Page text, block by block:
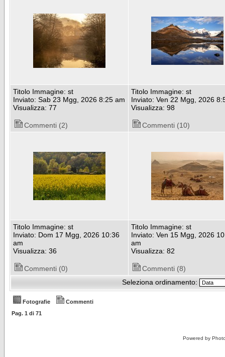
Titolo Immagine: st
Inviato: Sab 23 Mgg, 2026 8:25 am
Visualizza: 77
Commenti (2)
Titolo Immagine: st
Inviato: Ven 22 Mgg, 2026
Visualizza: 98
Commenti (10)
Titolo Immagine: st
Inviato: Dom 17 Mgg, 2026 10:36
am
Visualizza: 36
Commenti (0)
Titolo Immagine: st
Inviato: Ven 15 Mgg, 2026
am
Visualizza: 82
Commenti (8)
Seleziona ordinamento:
Fotografie
Commenti
Pag. 1 di 71
Powered by